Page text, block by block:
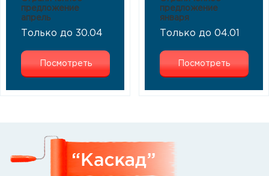
предложение
апрель
Только до 30.04
Посмотреть
предложение
января
Только до 04.01
Посмотреть